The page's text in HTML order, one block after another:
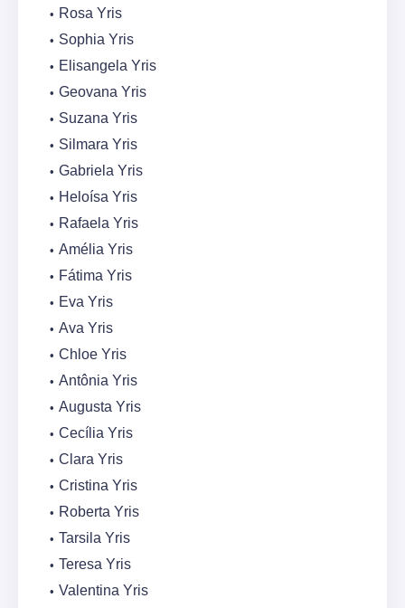
Rosa Yris
Sophia Yris
Elisangela Yris
Geovana Yris
Suzana Yris
Silmara Yris
Gabriela Yris
Heloísa Yris
Rafaela Yris
Amélia Yris
Fátima Yris
Eva Yris
Ava Yris
Chloe Yris
Antônia Yris
Augusta Yris
Cecília Yris
Clara Yris
Cristina Yris
Roberta Yris
Tarsila Yris
Teresa Yris
Valentina Yris